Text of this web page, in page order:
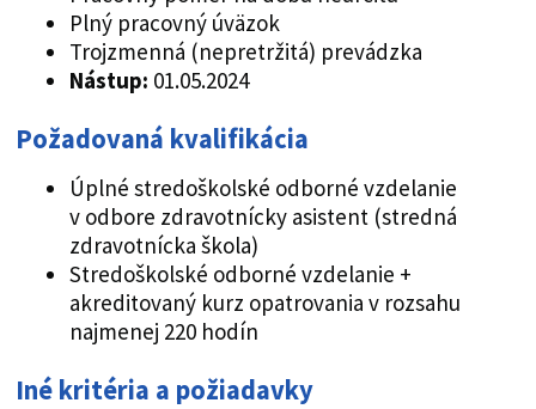
Plný pracovný úväzok
Trojzmenná (nepretržitá) prevádzka
Nástup: 01.05.2024
Požadovaná kvalifikácia
Úplné stredoškolské odborné vzdelanie
v odbore zdravotnícky asistent (stredná
zdravotnícka škola)
Stredoškolské odborné vzdelanie +
akreditovaný kurz opatrovania v rozsahu
najmenej 220 hodín
Iné kritéria a požiadavky